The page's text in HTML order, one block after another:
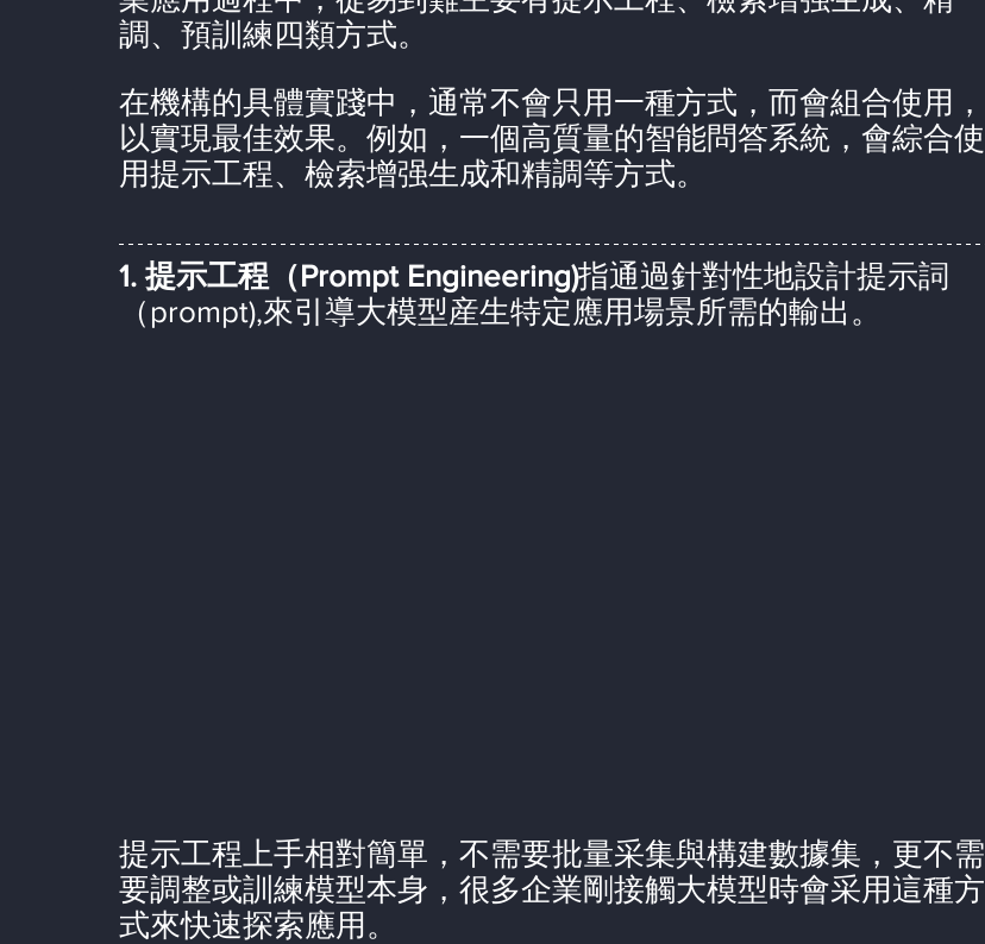
調、預訓練四類方式。
在機構的具體實踐中，通常不會只用一種方式，而會組合使用，
以實現最佳效果。例如，一個高質量的智能問答系統，會綜合使
用提示工程、檢索增强生成和精調等方式。
1. 提示工程（Prompt Engineering)指通過針對性地設計提示詞
（prompt),來引導大模型産生特定應用場景所需的輸出。
提示工程上手相對簡單，不需要批量采集與構建數據集，更不需
要調整或訓練模型本身，很多企業剛接觸大模型時會采用這種方
式來快速探索應用。